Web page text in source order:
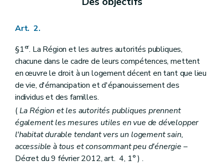
Art. 2.
§1er. La Région et les autres autorités publiques,
chacune dans le cadre de leurs compétences, mettent
en œuvre le droit à un logement décent en tant que lieu
de vie, d'émancipation et d'épanouissement des
individus et des familles.
(La Région et les autorités publiques prennent
également les mesures utiles en vue de développer
l'habitat durable tendant vers un logement sain,
accessible à tous et consommant peu d'énergie –
Décret du 9 février 2012, art. 4, 1° ) .